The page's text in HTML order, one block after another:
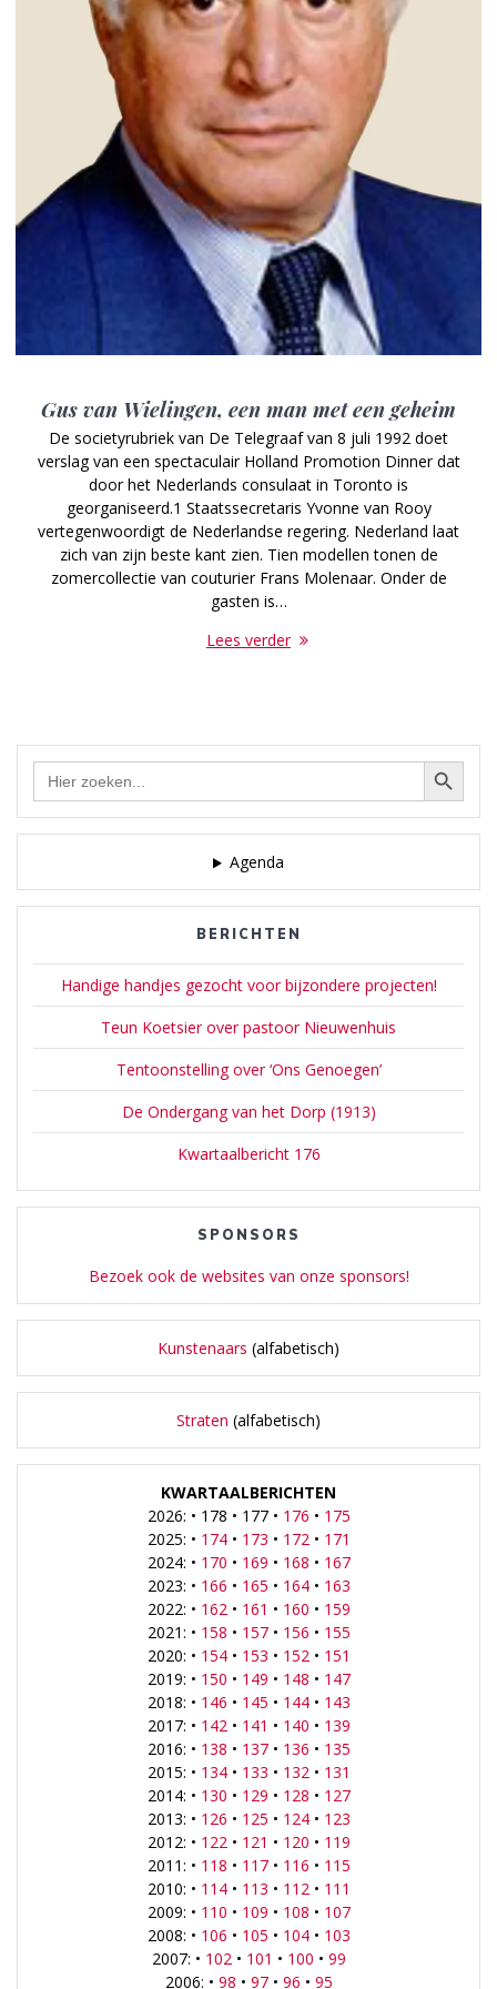
Gus van Wielingen, een man met een geheim
De societyrubriek van De Telegraaf van 8 juli 1992 doet
verslag van een spectaculair Holland Promotion Dinner dat
door het Nederlands consulaat in Toronto is
georganiseerd.1 Staatssecretaris Yvonne van Rooy
vertegenwoordigt de Nederlandse regering. Nederland laat
zich van zijn beste kant zien. Tien modellen tonen de
zomercollectie van couturier Frans Molenaar. Onder de
gasten is…
Lees verder
Zoek Zoekknop
Agenda
BERICHTEN
Handige handjes gezocht voor bijzondere projecten!
Teun Koetsier over pastoor Nieuwenhuis
Tentoonstelling over ‘Ons Genoegen’
De Ondergang van het Dorp (1913)
Kwartaalbericht 176
SPONSORS
Bezoek ook de websites van onze sponsors!
Kunstenaars (alfabetisch)
Straten (alfabetisch)
KWARTAALBERICHTEN
2026: • 178 • 177 • 176 • 175
2025: • 174• 173 • 172• 171
2024: • 170 • 169 • 168 • 167
2023: • 166 • 165 • 164• 163
2022: • 162• 161 • 160 • 159
2021: • 158 • 157• 156 • 155
2020: • 154• 153 • 152• 151
2019: • 150 • 149 • 148 • 147
2018: • 146 • 145 • 144• 143
2017: • 142• 141 • 140 • 139
2016: • 138 • 137• 136 • 135
2015: • 134• 133 • 132• 131
2014: • 130 • 129 • 128 • 127
2013: • 126 • 125 • 124• 123
2012: • 122• 121 • 120 • 119
2011: • 118 • 117• 116 • 115
2010: • 114• 113 • 112• 111
2009: • 110 • 109 • 108 • 107
2008: • 106 • 105 • 104• 103
2007: • 102• 101 • 100 • 99
2006: • 98 • 97• 96 • 95